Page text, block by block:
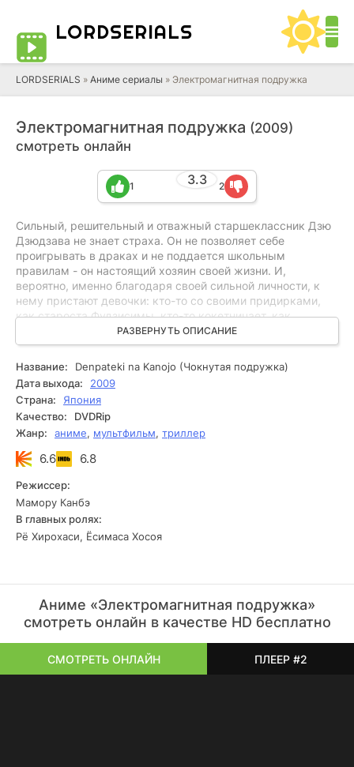
LORDSERIALS
LORDSERIALS » Аниме сериалы » Электромагнитная подружка
Электромагнитная подружка (2009)
смотреть онлайн
3.3
1 2
Сильный, решительный и отважный старшеклассник Дзю
Дзюдзава не знает страха. Он не позволяет себе
проигрывать в драках и не поддается школьным
правилам - он настоящий хозяин своей жизни. И,
вероятно, именно благодаря своей сильной личности, к
нему пристают девочки: кто-то со своими придирками,
как староста Фудзисимы, кто-то кокетничает, как
одноклассница Сацуки, а самая отважная из всех –
Отибана Амэ, клянется ему в вассальной верности! В то
время, как Дзюдзава занимается разбирательством с
девичьими ухаживаниями, на улицах города действует
маньяк: он убивает случайных прохожих и выкладывает
фотографии своих еще живых жертв в интернете...
РАЗВЕРНУТЬ ОПИСАНИЕ
Название:
Denpateki na Kanojo (Чокнутая подружка)
Дата выхода:
2009
Страна:
Япония
Качество:
DVDRip
Жанр:
аниме, мультфильм, триллер
6.6 6.8
Режиссер:
Мамору Канбэ
В главных ролях:
Рё Хирохаси, Ёсимаса Хосоя
Аниме «Электромагнитная подружка»
смотреть онлайн в качестве HD бесплатно
СМОТРЕТЬ ОНЛАЙН ПЛЕЕР #2